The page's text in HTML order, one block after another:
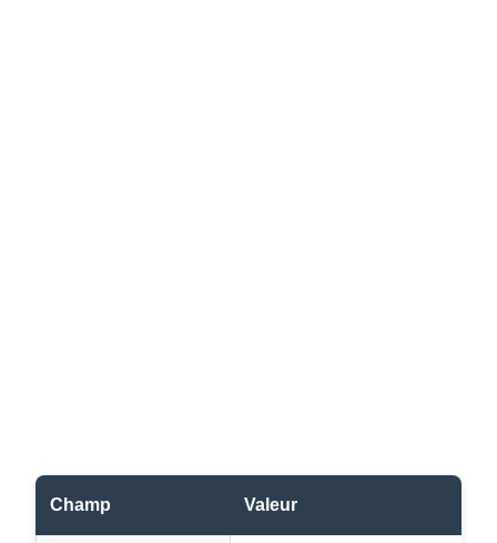
Champ Valeur